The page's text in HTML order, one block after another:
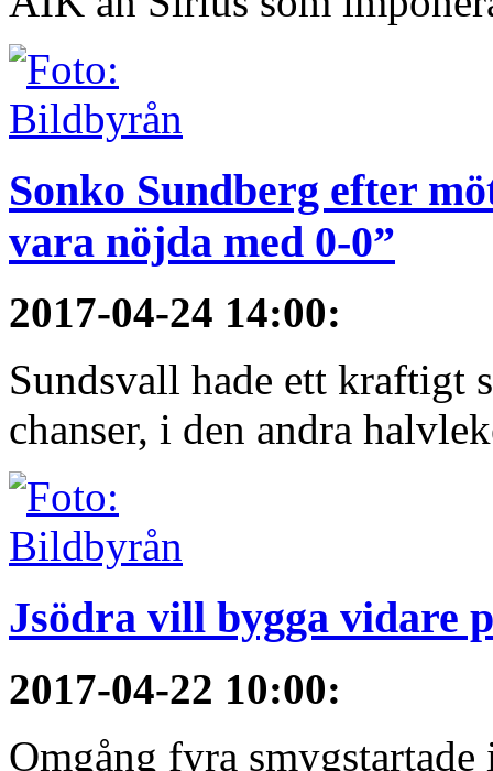
Sonko Sundberg efter
vara nöjda med 0-0”
2017-04-24 14:00:
Sundsvall hade ett kraftigt
chanser, i den andra
Jsödra vill bygga vidare
2017-04-22 10:00:
Omgång fyra